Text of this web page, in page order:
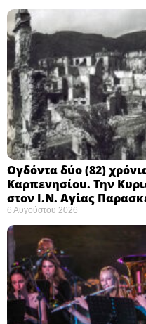
Ογδόντα δύο (82)
Καρπενησίου. Την
στον Ι.Ν. Αγίας
6 Αυγούστου 2026